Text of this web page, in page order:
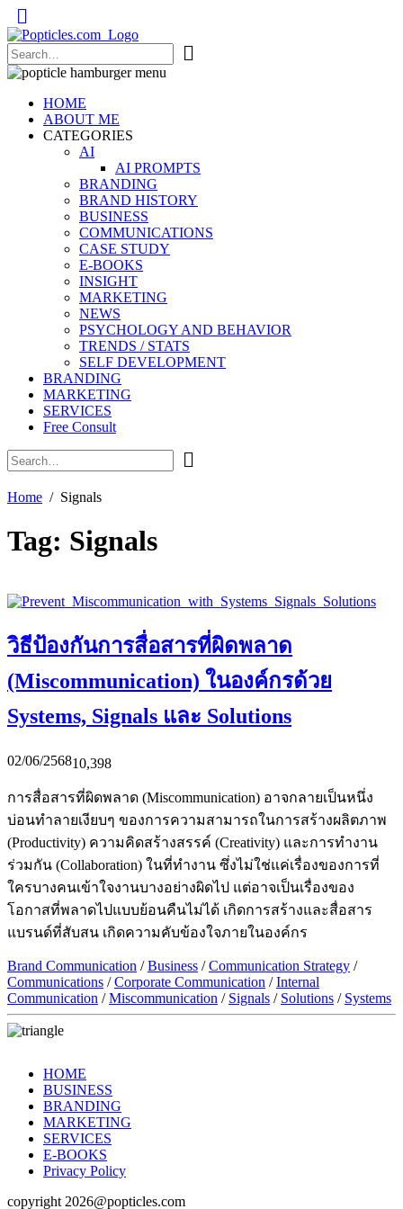
Popticles.com
HOME
ABOUT ME
CATEGORIES
AI
AI PROMPTS
BRANDING
BRAND HISTORY
BUSINESS
COMMUNICATIONS
CASE STUDY
E-BOOKS
INSIGHT
MARKETING
NEWS
PSYCHOLOGY AND BEHAVIOR
TRENDS / STATS
SELF DEVELOPMENT
BRANDING
MARKETING
SERVICES
Free Consult
Home Signals
Tag: Signals
วิธีป้องกันการสื่อสารที่ผิดพลาด
(Miscommunication) ในองค์กรด้วย
Systems, Signals และ Solutions
02/06/256810,398
การสื่อสารที่ผิดพลาด (Miscommunication) อาจกลายเป็นหนึ่ง
บ่อนทำลายเงียบๆ ของการความสามารถในการสร้างผลิตภาพ
(Productivity) ความคิดสร้างสรรค์ (Creativity) และการทำงาน
ร่วมกัน (Collaboration) ในที่ทำงาน ซึ่งไม่ใช่แค่เรื่องของการที่
ใครบางคนเข้าใจงานบางอย่างผิดไป แต่อาจเป็นเรื่องของ
โอกาสที่พลาดไปแบบย้อนคืนไม่ได้ เกิดการสร้างและสื่อสาร
แบรนด์ที่สับสน เกิดความคับข้องใจภายในองค์กร
Brand Communication /Business /Communication Strategy /
Communications /Corporate Communication /Internal
Communication /Miscommunication / Signals / Solutions / Systems
HOME
BUSINESS
BRANDING
MARKETING
SERVICES
E-BOOKS
Privacy Policy
copyright 2026@popticles.com